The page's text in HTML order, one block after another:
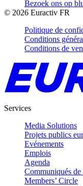
Bezoek ons op
© 2026 Euractiv FR
Politique de
Conditions
Conditions de
Services
Media Solutions
Projets publics
Evénements
Emplois
Agenda
Communiqués de
Members’ Circle